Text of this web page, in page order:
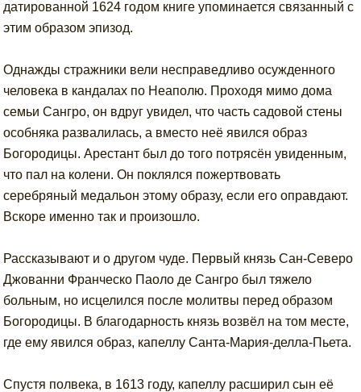
датированной 1624 годом книге упоминается связанный с
этим образом эпизод.
Однажды стражники вели несправедливо осужденного
человека в кандалах по Неаполю. Проходя мимо дома
семьи Сангро, он вдруг увидел, что часть садовой стены
особняка развалилась, а вместо неё явился образ
Богородицы. Арестант был до того потрясён увиденным,
что пал на колени. Он поклялся пожертвовать
серебряный медальон этому образу, если его оправдают.
Вскоре именно так и произошло.
Рассказывают и о другом чуде. Первый князь Сан-Северо
Джованни Франческо Паоло де Сангро был тяжело
больным, но исцелился после молитвы перед образом
Богородицы. В благодарность князь возвёл на том месте,
где ему явился образ, капеллу Санта-Мария-делла-Пьета.
Спустя полвека, в 1613 году, капеллу расширил сын её